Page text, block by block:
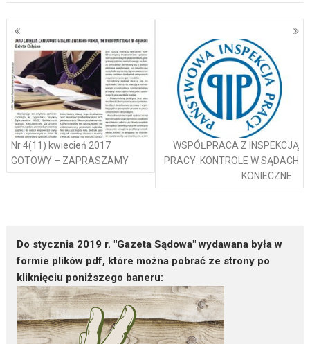
Nawigacja
po
wpisach
Nr 4(11) kwiecień 2017
GOTOWY – ZAPRASZAMY
WSPÓŁPRACA Z INSPEKCJĄ
PRACY: KONTROLE W SĄDACH
KONIECZNE
Do stycznia 2019 r. "Gazeta Sądowa" wydawana była w
formie plików pdf, które można pobrać ze strony po
kliknięciu poniższego baneru: